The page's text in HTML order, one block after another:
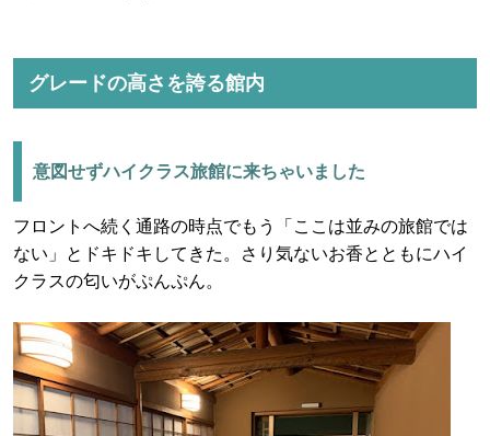
グレードの高さを誇る館内
意図せずハイクラス旅館に来ちゃいました
フロントへ続く通路の時点でもう「ここは並みの旅館では
ない」とドキドキしてきた。さり気ないお香とともにハイ
クラスの匂いがぷんぷん。